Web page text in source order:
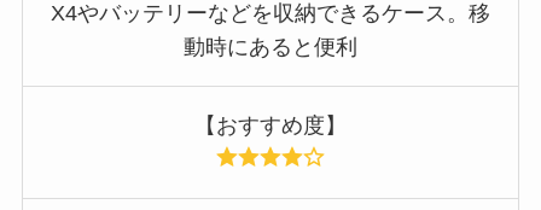
X4やバッテリーなどを収納できるケース。移
動時にあると便利
【おすすめ度】